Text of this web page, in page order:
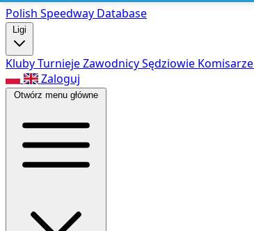
Polish Speedway Database
Ligi
KlubyTurniejeZawodnicySędziowie Komisarze
Zaloguj
Otwórz menu główne